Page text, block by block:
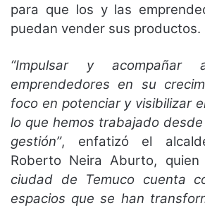
para que los y las
puedan vender sus productos.
“Impulsar y
emprendedores en su
foco en potenciar y visibilizar
lo que hemos trabajado
gestión”, enfatizó el
Roberto Neira Aburto, quien
ciudad de Temuco cuenta
espacios que se han